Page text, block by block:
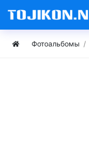
Фотоальбомы